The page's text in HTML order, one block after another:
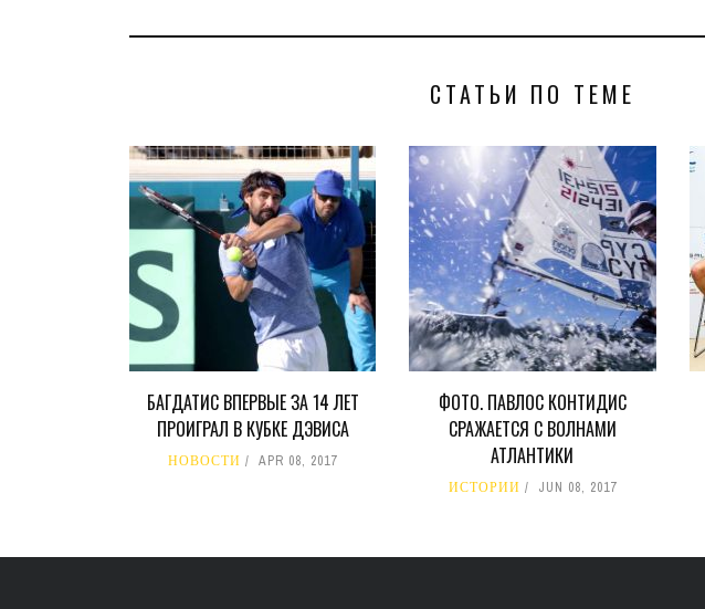
СТАТЬИ ПО ТЕМЕ
БАГДАТИС ВПЕРВЫЕ ЗА 14 ЛЕТ
ПРОИГРАЛ В КУБКЕ ДЭВИСА
НОВОСТИ APR 08, 2017
ФОТО. ПАВЛОС КОНТИДИС
СРАЖАЕТСЯ С ВОЛНАМИ
АТЛАНТИКИ
ИСТОРИИ JUN 08, 2017